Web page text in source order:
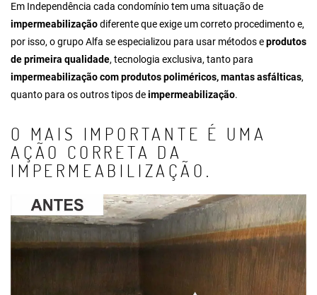
Em Independência cada condomínio tem uma situação de
impermeabilizaçãodiferente que exige um correto procedimento e,
por isso, o grupo Alfa se especializou para usar métodos eprodutos
de primeira qualidade, tecnologia exclusiva, tanto para
impermeabilização com produtos poliméricos, mantas asfálticas,
quanto para os outros tipos deimpermeabilização.
O MAIS IMPORTANTE É UMA
AÇÃO CORRETA DA
IMPERMEABILIZAÇÃO.